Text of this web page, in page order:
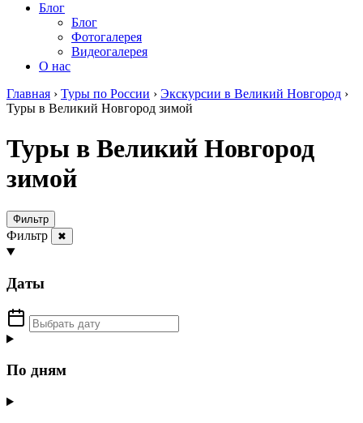
Блог
Блог
Фотогалерея
Видеогалерея
О нас
Главная › Туры по России › Экскурсии в Великий Новгород ›
Туры в Великий Новгород зимой
Туры в Великий Новгород
зимой
Фильтр
Фильтр ✖
Даты
По дням